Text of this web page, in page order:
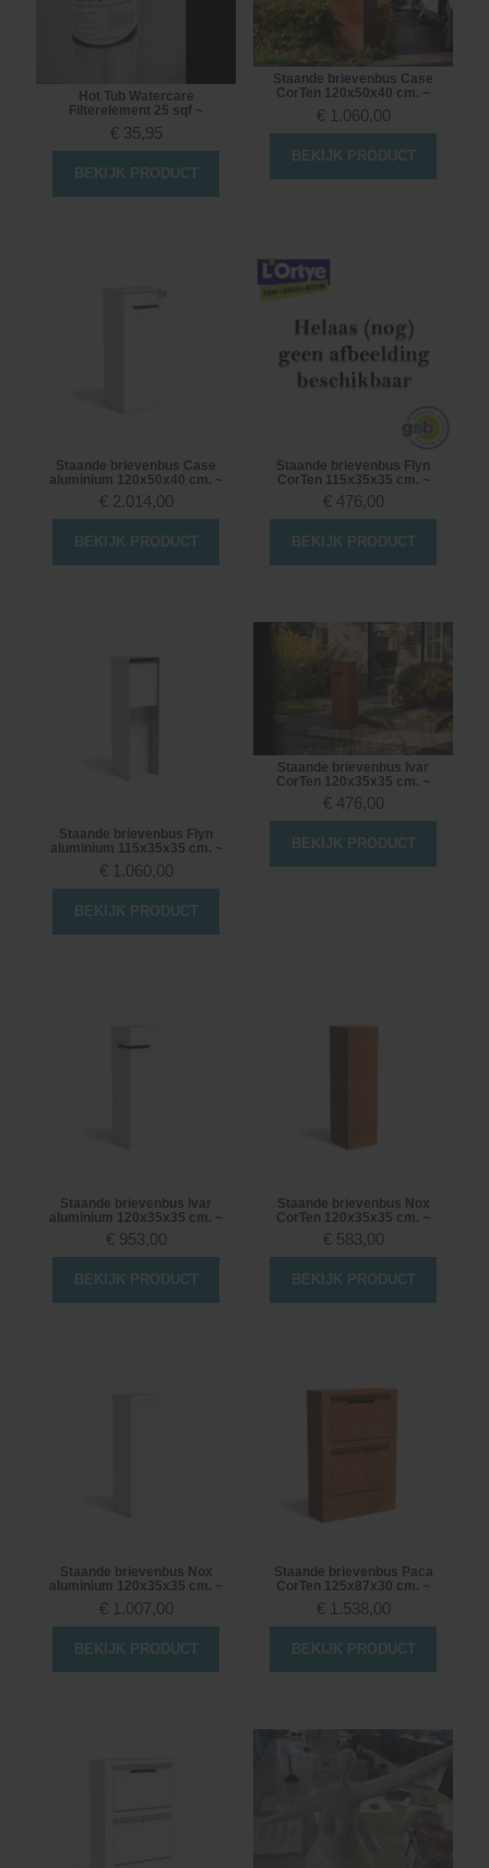
Hot Tub Watercare
Filterelement 25 sqf ~
€ 35,95
BEKIJK PRODUCT
Staande brievenbus Case
CorTen 120x50x40 cm. ~
€ 1.060,00
BEKIJK PRODUCT
Staande brievenbus Case
aluminium 120x50x40 cm. ~
€ 2.014,00
BEKIJK PRODUCT
Staande brievenbus Flyn
CorTen 115x35x35 cm. ~
€ 476,00
BEKIJK PRODUCT
Staande brievenbus Flyn
aluminium 115x35x35 cm. ~
€ 1.060,00
BEKIJK PRODUCT
Staande brievenbus Ivar
CorTen 120x35x35 cm. ~
€ 476,00
BEKIJK PRODUCT
Staande brievenbus Ivar
aluminium 120x35x35 cm. ~
€ 953,00
BEKIJK PRODUCT
Staande brievenbus Nox
CorTen 120x35x35 cm. ~
€ 583,00
BEKIJK PRODUCT
Staande brievenbus Nox
aluminium 120x35x35 cm. ~
€ 1.007,00
BEKIJK PRODUCT
Staande brievenbus Paca
CorTen 125x87x30 cm. ~
€ 1.538,00
BEKIJK PRODUCT